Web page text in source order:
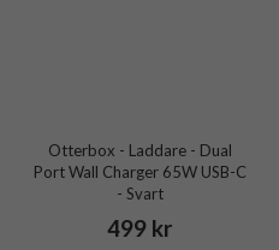
Otterbox - Laddare - Dual
Port Wall Charger 65W USB-C
- Svart
499 kr